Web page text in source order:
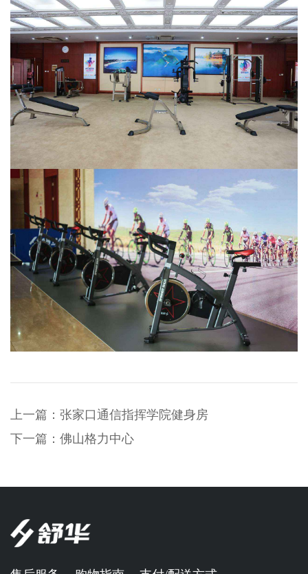
上一篇： 张家口通信指挥学院健身房
下一篇： 佛山格力中心